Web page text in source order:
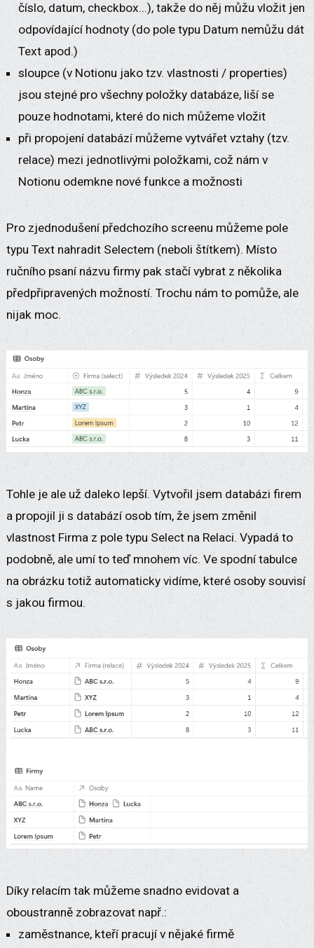
číslo, datum, checkbox...), takže do něj můžu vložit jen
odpovídající hodnoty (do pole typu Datum nemůžu dát
Text apod.)
sloupce (v Notionu jako tzv. vlastnosti / properties)
jsou stejné pro všechny položky databáze, liší se
pouze hodnotami, které do nich můžeme vložit
při propojení databází můžeme vytvářet vztahy (tzv.
relace) mezi jednotlivými položkami, což nám v
Notionu odemkne nové funkce a možnosti
Pro zjednodušení předchozího screenu můžeme pole
typu Text nahradit Selectem (neboli štítkem). Místo
ručního psaní názvu firmy pak stačí vybrat z několika
předpřipravených možností. Trochu nám to pomůže, ale
nijak moc.
Tohle je ale už daleko lepší. Vytvořil jsem databázi firem
a propojil ji s databází osob tím, že jsem změnil
vlastnost Firma z pole typu Select na Relaci. Vypadá to
podobně, ale umí to teď mnohem víc. Ve spodní tabulce
na obrázku totiž automaticky vidíme, které osoby souvisí
s jakou firmou.
Díky relacím tak můžeme snadno evidovat a
oboustranně zobrazovat např.:
zaměstnance, kteří pracují v nějaké firmě